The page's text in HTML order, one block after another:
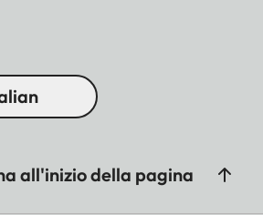
all'inizio della pagina